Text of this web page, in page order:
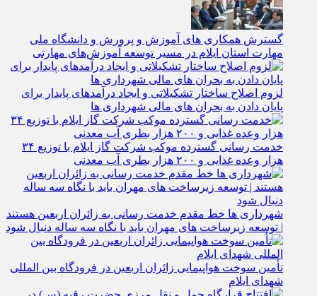
گسترش همکاری‌ های آموزش و پرورش و دانشگاه ملی
مهارت استان ایلام در مسیر توسعه آموزش‌های مهارتی
لزوم اصلاح ساختار تشکیلاتی و ایجاد درآمدهای پایدار برای
پایان دادن به بحران‌ های مالی شهرداری‌ ها
خدمت رسانی گسترده موکب شرکت گاز ایلام با توزیع ۳۴
هزار وعده غذایی و ۲۰۰ هزار بطری آب معدنی
شهرداری‌ ها خط مقدم خدمت ‌رسانی به زائران اربعین هستند
| توسعه زیرساخت ‌های مهران باید با نگاه سه‌ ساله دنبال شود
تأمین سوخت هواپیمایی زائران اربعین در فرودگاه بین المللی
شهدای ایلام